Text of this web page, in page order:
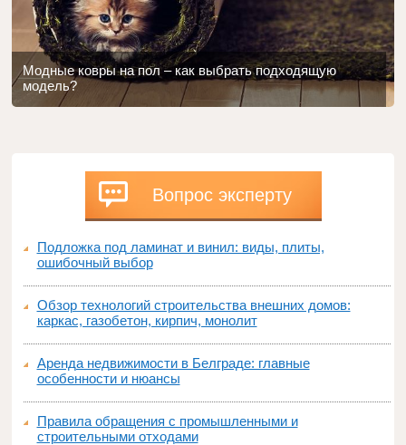
Модные ковры на пол – как выбрать подходящую
модель?
Вопрос эксперту
Подложка под ламинат и винил: виды, плиты,
ошибочный выбор
Обзор технологий строительства внешних домов:
каркас, газобетон, кирпич, монолит
Аренда недвижимости в Белграде: главные
особенности и нюансы
Правила обращения с промышленными и
строительными отходами